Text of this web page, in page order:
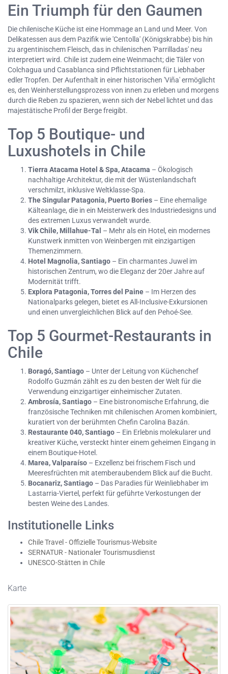
Ein Triumph für den Gaumen
Die chilenische Küche ist eine Hommage an Land und Meer. Von
Delikatessen aus dem Pazifik wie 'Centolla' (Königskrabbe) bis hin
zu argentinischem Fleisch, das in chilenischen 'Parrilladas' neu
interpretiert wird. Chile ist zudem eine Weinmacht; die Täler von
Colchagua und Casablanca sind Pflichtstationen für Liebhaber
edler Tropfen. Der Aufenthalt in einer historischen 'Viña' ermöglicht
es, den Weinherstellungsprozess von innen zu erleben und morgens
durch die Reben zu spazieren, wenn sich der Nebel lichtet und das
majestätische Profil der Berge freigibt.
Top 5 Boutique- und
Luxushotels in Chile
Tierra Atacama Hotel & Spa, Atacama – Ökologisch
nachhaltige Architektur, die mit der Wüstenlandschaft
verschmilzt, inklusive Weltklasse-Spa.
The Singular Patagonia, Puerto Bories – Eine ehemalige
Kälteanlage, die in ein Meisterwerk des Industriedesigns und
des extremen Luxus verwandelt wurde.
Vik Chile, Millahue-Tal – Mehr als ein Hotel, ein modernes
Kunstwerk inmitten von Weinbergen mit einzigartigen
Themenzimmern.
Hotel Magnolia, Santiago – Ein charmantes Juwel im
historischen Zentrum, wo die Eleganz der 20er Jahre auf
Modernität trifft.
Explora Patagonia, Torres del Paine – Im Herzen des
Nationalparks gelegen, bietet es All-Inclusive-Exkursionen
und einen unvergleichlichen Blick auf den Pehoé-See.
Top 5 Gourmet-Restaurants in
Chile
Boragó, Santiago – Unter der Leitung von Küchenchef
Rodolfo Guzmán zählt es zu den besten der Welt für die
Verwendung einzigartiger einheimischer Zutaten.
Ambrosía, Santiago – Eine bistronomische Erfahrung, die
französische Techniken mit chilenischen Aromen kombiniert,
kuratiert von der berühmten Chefin Carolina Bazán.
Restaurante 040, Santiago – Ein Erlebnis molekularer und
kreativer Küche, versteckt hinter einem geheimen Eingang in
einem Boutique-Hotel.
Marea, Valparaíso – Exzellenz bei frischem Fisch und
Meeresfrüchten mit atemberaubendem Blick auf die Bucht.
Bocanariz, Santiago – Das Paradies für Weinliebhaber im
Lastarria-Viertel, perfekt für geführte Verkostungen der
besten Weine des Landes.
Institutionelle Links
Chile Travel - Offizielle Tourismus-Website
SERNATUR - Nationaler Tourismusdienst
UNESCO-Stätten in Chile
Karte